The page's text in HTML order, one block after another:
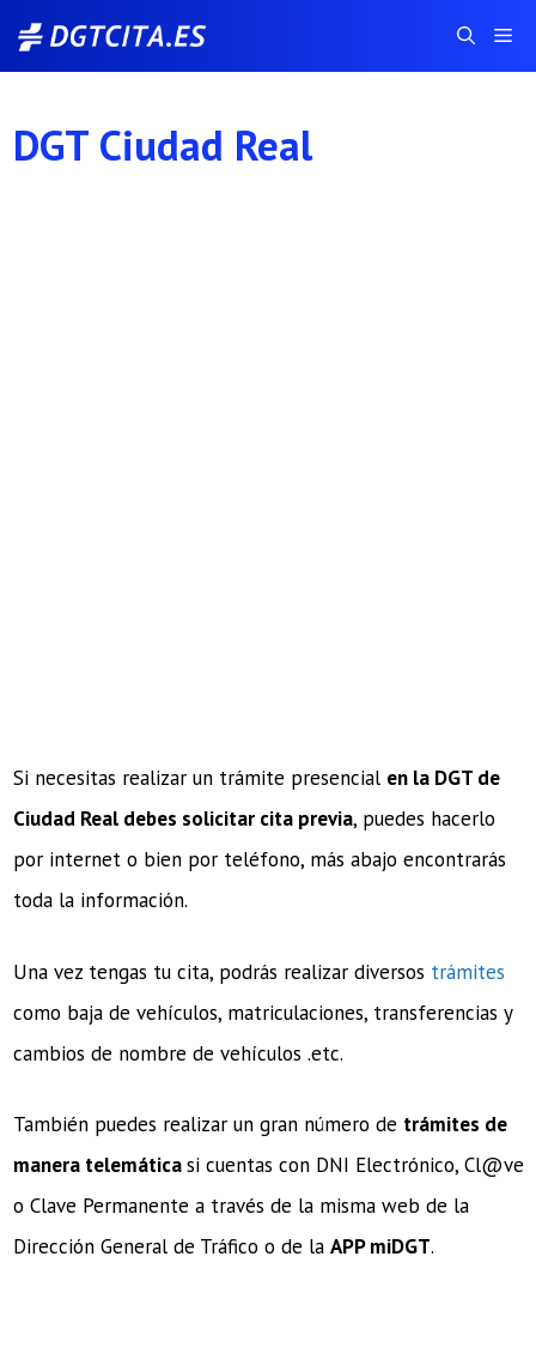
Saltar
DGT Ciudad Real
Si necesitas realizar un trámite presencial en la DGT de
Ciudad Real debes solicitar cita previa, puedes hacerlo
por internet o bien por teléfono, más abajo encontrarás
toda la información.
Una vez tengas tu cita, podrás realizar diversos trámites
como baja de vehículos, matriculaciones, transferencias y
cambios de nombre de vehículos .etc.
También puedes realizar un gran número de trámites de
manera telemáticasi cuentas con DNI Electrónico, Cl@ve
o Clave Permanente a través de la misma web de la
Dirección General de Tráfico o de la APP miDGT.